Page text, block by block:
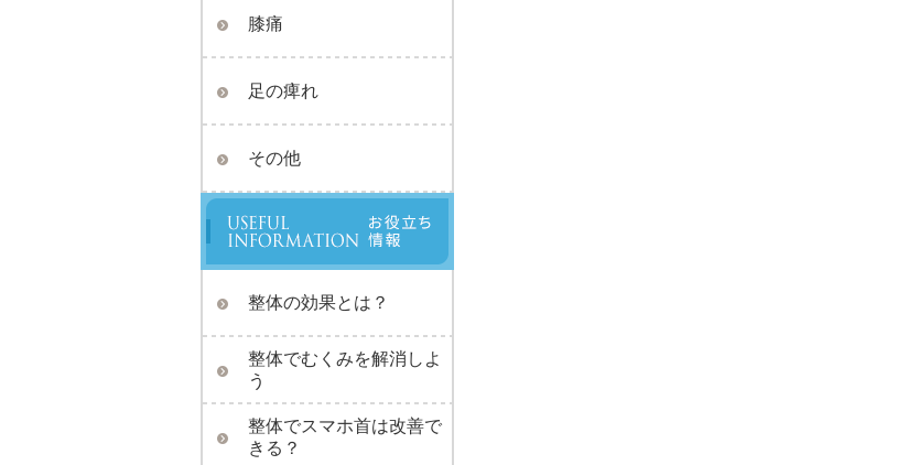
膝痛
足の痺れ
その他
整体の効果とは？
整体でむくみを解消しよ
う
整体でスマホ首は改善で
きる？